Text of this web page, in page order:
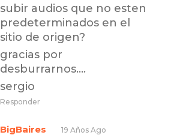
subir audios que no esten
predeterminados en el
sitio de origen?
gracias por
desburrarnos….
sergio
Responder
BigBaires 19 Años Ago